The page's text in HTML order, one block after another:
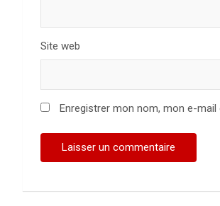
Site web
Enregistrer mon nom, mon e-